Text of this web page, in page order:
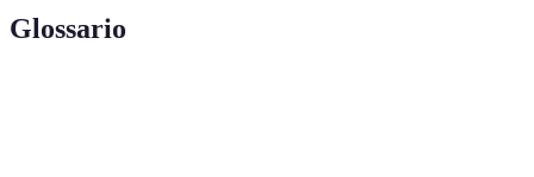
Glossario